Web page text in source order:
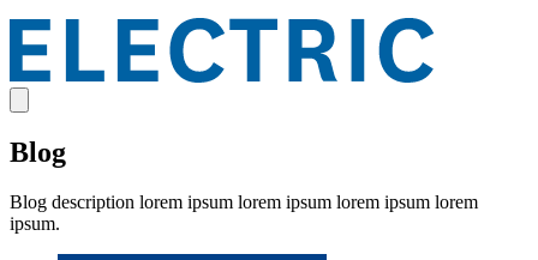
Blog
Blog description lorem ipsum lorem ipsum lorem ipsum lorem
ipsum.